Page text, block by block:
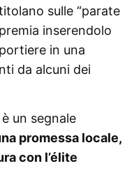
sulle “parate
inserendolo
in una
da alcuni dei
un segnale
promessa locale,
con l’élite